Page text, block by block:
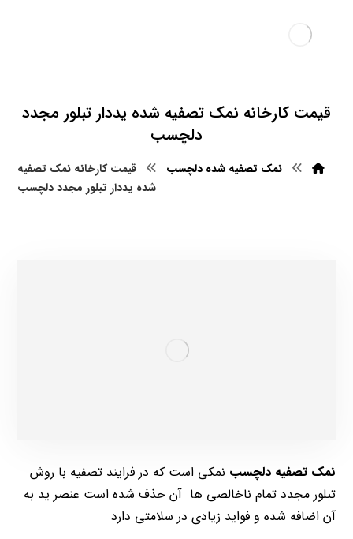
قیمت کارخانه نمک تصفیه شده یددار تبلور مجدد
دلچسب
نمک تصفیه شده دلچسب
قیمت کارخانه نمک تصفیه
شده یددار تبلور مجدد دلچسب
نمک تصفیه دلچسب نمکی است که در فرایند تصفیه با روش
تبلور مجدد تمام ناخالصی ها آن حذف شده است عنصر ید به
آن اضافه شده و فواید زیادی در سلامتی دارد